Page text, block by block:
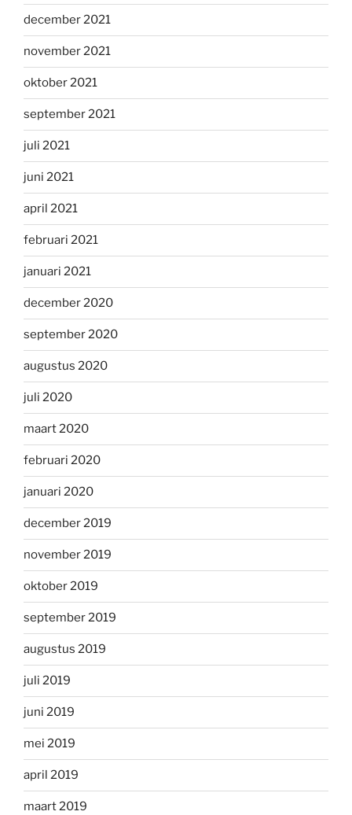
december 2021
november 2021
oktober 2021
september 2021
juli 2021
juni 2021
april 2021
februari 2021
januari 2021
december 2020
september 2020
augustus 2020
juli 2020
maart 2020
februari 2020
januari 2020
december 2019
november 2019
oktober 2019
september 2019
augustus 2019
juli 2019
juni 2019
mei 2019
april 2019
maart 2019